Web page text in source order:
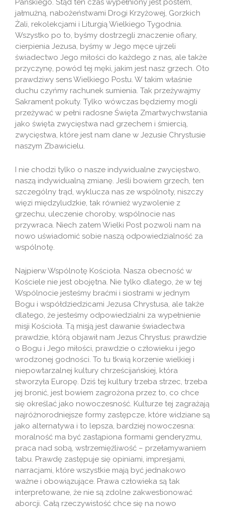
Pańskiego. Stąd ten czas wypełniony jest postem,
jałmużną, nabożeństwami Drogi Krzyżowej, Gorzkich
Żali, rekolekcjami i Liturgią Wielkiego Tygodnia.
Wszystko po to, byśmy dostrzegli znaczenie ofiary,
cierpienia Jezusa, byśmy w Jego męce ujrzeli
świadectwo Jego miłości do każdego z nas, ale także
przyczynę, powód tej męki, jakim jest nasz grzech. Oto
prawdziwy sens Wielkiego Postu. W takim właśnie
duchu czyńmy rachunek sumienia. Tak przeżywajmy
Sakrament pokuty. Tylko wówczas będziemy mogli
przeżywać w pełni radosne Święta Zmartwychwstania
jako święta zwycięstwa nad grzechem i śmiercią,
zwycięstwa, które jest nam dane w Jezusie Chrystusie
naszym Zbawicielu.
I nie chodzi tylko o nasze indywidualne zwycięstwo,
naszą indywidualną zmianę. Jeśli bowiem grzech, ten
szczególny trąd, wyklucza nas ze wspólnoty, niszczy
więzi międzyludzkie, tak również wyzwolenie z
grzechu, uleczenie choroby, wspólnocie nas
przywraca. Niech zatem Wielki Post pozwoli nam na
nowo uświadomić sobie naszą odpowiedzialność za
wspólnotę.
Najpierw Wspólnotę Kościoła. Nasza obecność w
Kościele nie jest obojętna. Nie tylko dlatego, że w tej
Wspólnocie jesteśmy braćmi i siostrami w jednym
Bogu i współdziedzicami Jezusa Chrystusa, ale także
dlatego, że jesteśmy odpowiedzialni za wypełnienie
misji Kościoła. Tą misją jest dawanie świadectwa
prawdzie, którą objawił nam Jezus Chrystus: prawdzie
o Bogu i Jego miłości, prawdzie o człowieku i jego
wrodzonej godności. To tu tkwią korzenie wielkiej i
niepowtarzalnej kultury chrześcijańskiej, która
stworzyła Europę. Dziś tej kultury trzeba strzec, trzeba
jej bronić, jest bowiem zagrożona przez to, co chce
się określać jako nowoczesność. Kulturze tej zagrażają
najróżnorodniejsze formy zastępcze, które widziane są
jako alternatywa i to lepsza, bardziej nowoczesna:
moralność ma być zastąpiona formami genderyzmu,
praca nad sobą, wstrzemięźliwość – przełamywaniem
tabu. Prawdę zastępuje się opiniami, impresjami,
narracjami, które wszystkie mają być jednakowo
ważne i obowiązujące. Prawa człowieka są tak
interpretowane, że nie są zdolne zakwestionować
aborcji. Całą rzeczywistość chce się na nowo